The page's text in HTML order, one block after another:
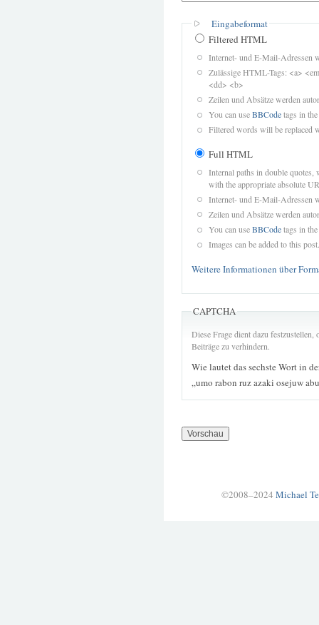
Eingabeformat
Filtered HTML
Internet- und E-Mail-Adressen
Zulässige HTML-Tags: <a>
<dd> <b>
Zeilen und Absätze werden
You can useBBCodetags in
Filtered words will be replaced
Full HTML
Internal paths in double quotes,
with the appropriate absolute
Internet- und E-Mail-Adressen
Zeilen und Absätze werden
You can useBBCodetags in
Images can be added to this post.
Weitere Informationen über
CAPTCHA
Diese Frage dient dazu
Beiträge zu verhindern.
Wie lautet das sechste Wort in
„umo rabon ruz azaki osejuw
©2008–2024 Michael